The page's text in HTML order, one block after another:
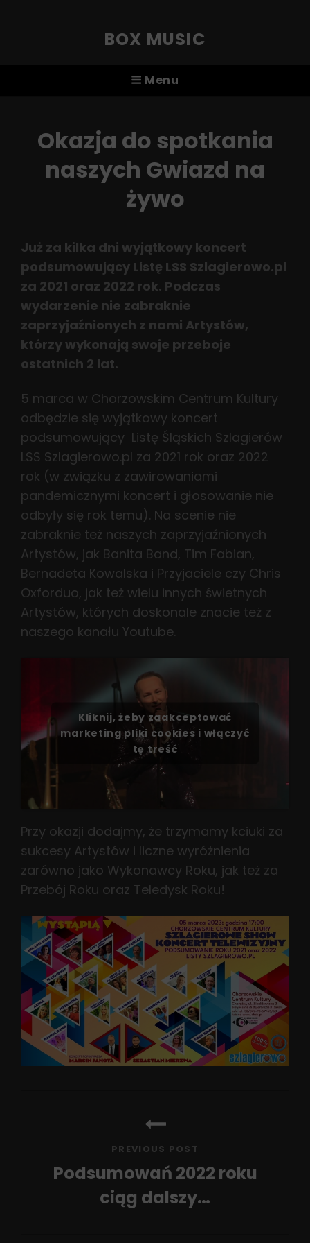
BOX MUSIC
Menu
Okazja do spotkania
naszych Gwiazd na
żywo
Już za kilka dni wyjątkowy koncert
podsumowujący Listę LSS Szlagierowo.pl
za 2021 oraz 2022 rok. Podczas
wydarzenie nie zabraknie
zaprzyjaźnionych z nami Artystów,
którzy wykonają swoje przeboje
ostatnich 2 lat.
5 marca w Chorzowskim Centrum Kultury
odbędzie się wyjątkowy koncert
podsumowujący Listę Śląskich Szlagierów
LSS Szlagierowo.pl za 2021 rok oraz 2022
rok (w związku z zawirowaniami
pandemicznymi koncert i głosowanie nie
odbyły się rok temu). Na scenie nie
zabraknie też naszych zaprzyjaźnionych
Artystów, jak Banita Band, Tim Fabian,
Bernadeta Kowalska i Przyjaciele czy Chris
Oxforduo, jak też wielu innych świetnych
Artystów, których doskonale znacie też z
naszego kanału Youtube.
Kliknij, żeby zaakceptować
marketing pliki cookies i włączyć
tę treść
Przy okazji dodajmy, że trzymamy kciuki za
sukcesy Artystów i liczne wyróżnienia
zarówno jako Wykonawcy Roku, jak też za
Przebój Roku oraz Teledysk Roku!
PREVIOUS POST
Podsumowań 2022 roku
ciąg dalszy…